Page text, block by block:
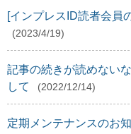
[インプレスID読者会員
(2023/4/19)
記事の続きが読めない
して
(2022/12/14)
定期メンテナンスのお